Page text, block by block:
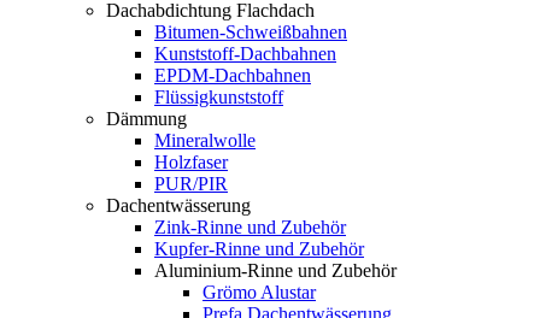
Dachabdichtung Flachdach
Bitumen-Schweißbahnen
Kunststoff-Dachbahnen
EPDM-Dachbahnen
Flüssigkunststoff
Dämmung
Mineralwolle
Holzfaser
PUR/PIR
Dachentwässerung
Zink-Rinne und Zubehör
Kupfer-Rinne und Zubehör
Aluminium-Rinne und Zubehör
Grömo Alustar
Prefa Dachentwässerung